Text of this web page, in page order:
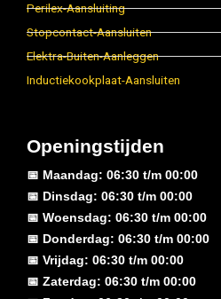
Perilex-Aansluiting
Stopcontact-Aansluiten
Elektra-Buiten-Aanleggen
Inductiekookplaat-Aansluiten
Openingstijden
📅 Maandag: 06:30 t/m 00:00
📅 Dinsdag: 06:30 t/m 00:00
📅 Woensdag: 06:30 t/m 00:00
📅 Donderdag: 06:30 t/m 00:00
📅 Vrijdag: 06:30 t/m 00:00
📅 Zaterdag: 06:30 t/m 00:00